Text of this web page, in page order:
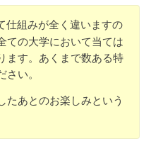
仕組みが全く違いますの
ての大学において当ては
ます。あくまで数ある特
い。
たあとのお楽しみという